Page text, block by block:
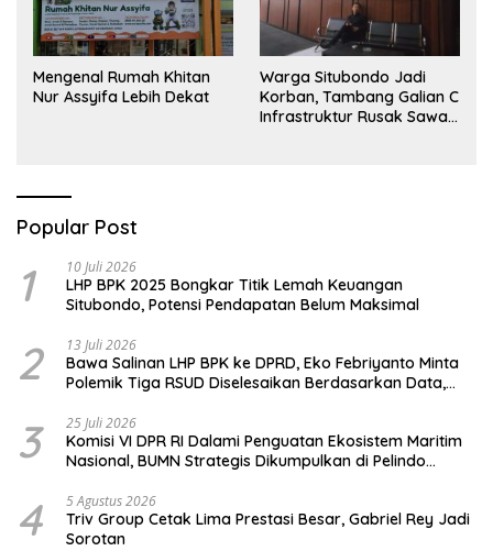
Mengenal Rumah Khitan
Nur Assyifa Lebih Dekat
Warga Situbondo Jadi
Korban, Tambang Galian C
Infrastruktur Rusak Sawah
Popular Post
1 10 Juli 2026
LHP BPK 2025 Bongkar Titik Lemah Keuangan
Situbondo, Potensi Pendapatan Belum Maksimal
2 13 Juli 2026
Bawa Salinan LHP BPK ke DPRD, Eko Febriyanto Minta
Polemik Tiga RSUD Diselesaikan Berdasarkan Data,
3 25 Juli 2026
Komisi VI DPR RI Dalami Penguatan Ekosistem Maritim
Nasional, BUMN Strategis Dikumpulkan di Pelindo
4 5 Agustus 2026
Triv Group Cetak Lima Prestasi Besar, Gabriel Rey Jadi
Sorotan